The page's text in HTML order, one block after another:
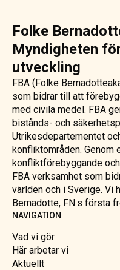
Folke
Myndigheten
utveckling
FBA (Folke
som bidrar till att
med civila medel. FBA
bistånds- och
Utrikesdepartementet
konfliktområden. Genom
konfliktförebyggande
FBA verksamhet som
världen och i Sverige. Vi
Bernadotte, FN:s första
NAVIGATION
Vad vi gör
Här arbetar vi
Aktuellt